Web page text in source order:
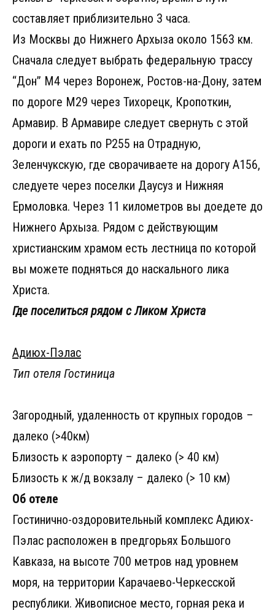
составляет приблизительно 3 часа.
Из Москвы до Нижнего Архыза около 1563 км.
Сначала следует выбрать федеральную трассу
“Дон” М4 через Воронеж, Ростов-на-Дону, затем
по дороге М29 через Тихорецк, Кропоткин,
Армавир. В Армавире следует свернуть с этой
дороги и ехать по Р255 на Отрадную,
Зеленчукскую, где сворачиваете на дорогу А156,
следуете через поселки Даусуз и Нижняя
Ермоловка. Через 11 километров вы доедете до
Нижнего Архыза. Рядом с действующим
христианским храмом есть лестница по которой
вы можете подняться до наскального лика
Христа.
Где поселиться рядом с Ликом Христа
Адиюх-Пэлас
Тип отеля Гостиница
Загородный, удаленность от крупных городов –
далеко (>40км)
Близость к аэропорту – далеко (> 40 км)
Близость к ж/д вокзалу – далеко (> 10 км)
Об отеле
Гостинично-оздоровительный комплекс Адиюх-
Пэлас расположен в предгорьях Большого
Кавказа, на высоте 700 метров над уровнем
моря, на территории Карачаево-Черкесской
республики. Живописное место, горная река и